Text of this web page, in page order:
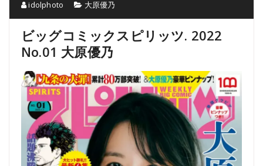
idolphoto 大原優乃
ビッグコミックスピリッツ. 2022
No.01 大原優乃